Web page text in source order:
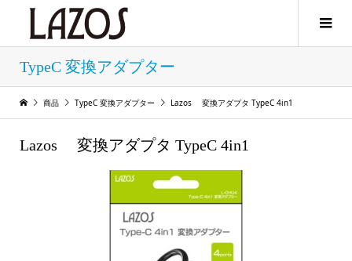
TypeC 変換アダプター
商品 TypeC 変換アダプター Lazos 変換アダプタ TypeC 4in1
Lazos 変換アダプタ TypeC 4in1